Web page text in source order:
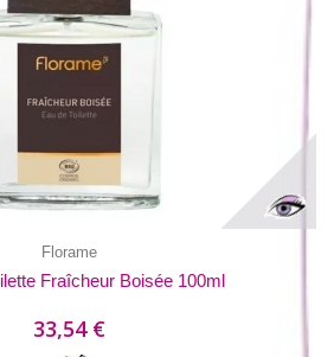
Florame
Fraîcheur Boisée 100ml
33,54 €